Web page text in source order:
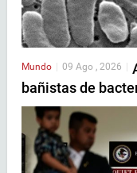
Mundo 09 Ago , 2026
bañistas de